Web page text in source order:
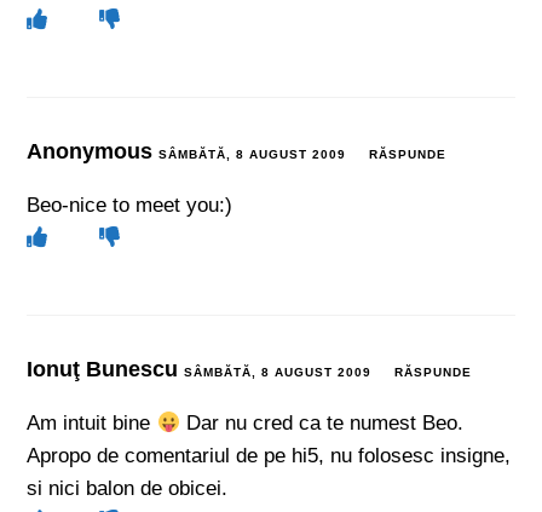
AnonymousSÂMBĂTĂ, 8 AUGUST 2009 RĂSPUNDE
Beo-nice to meet you:)
Ionuţ BunescuSÂMBĂTĂ, 8 AUGUST 2009 RĂSPUNDE
Am intuit bine
Dar nu cred ca te numest Beo.
Apropo de comentariul de pe hi5, nu folosesc insigne,
si nici balon de obicei.